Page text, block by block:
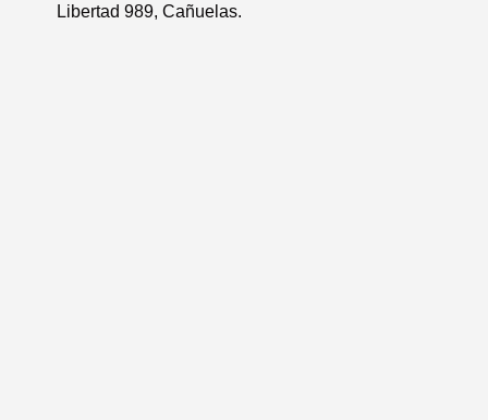
Libertad 989, Cañuelas.